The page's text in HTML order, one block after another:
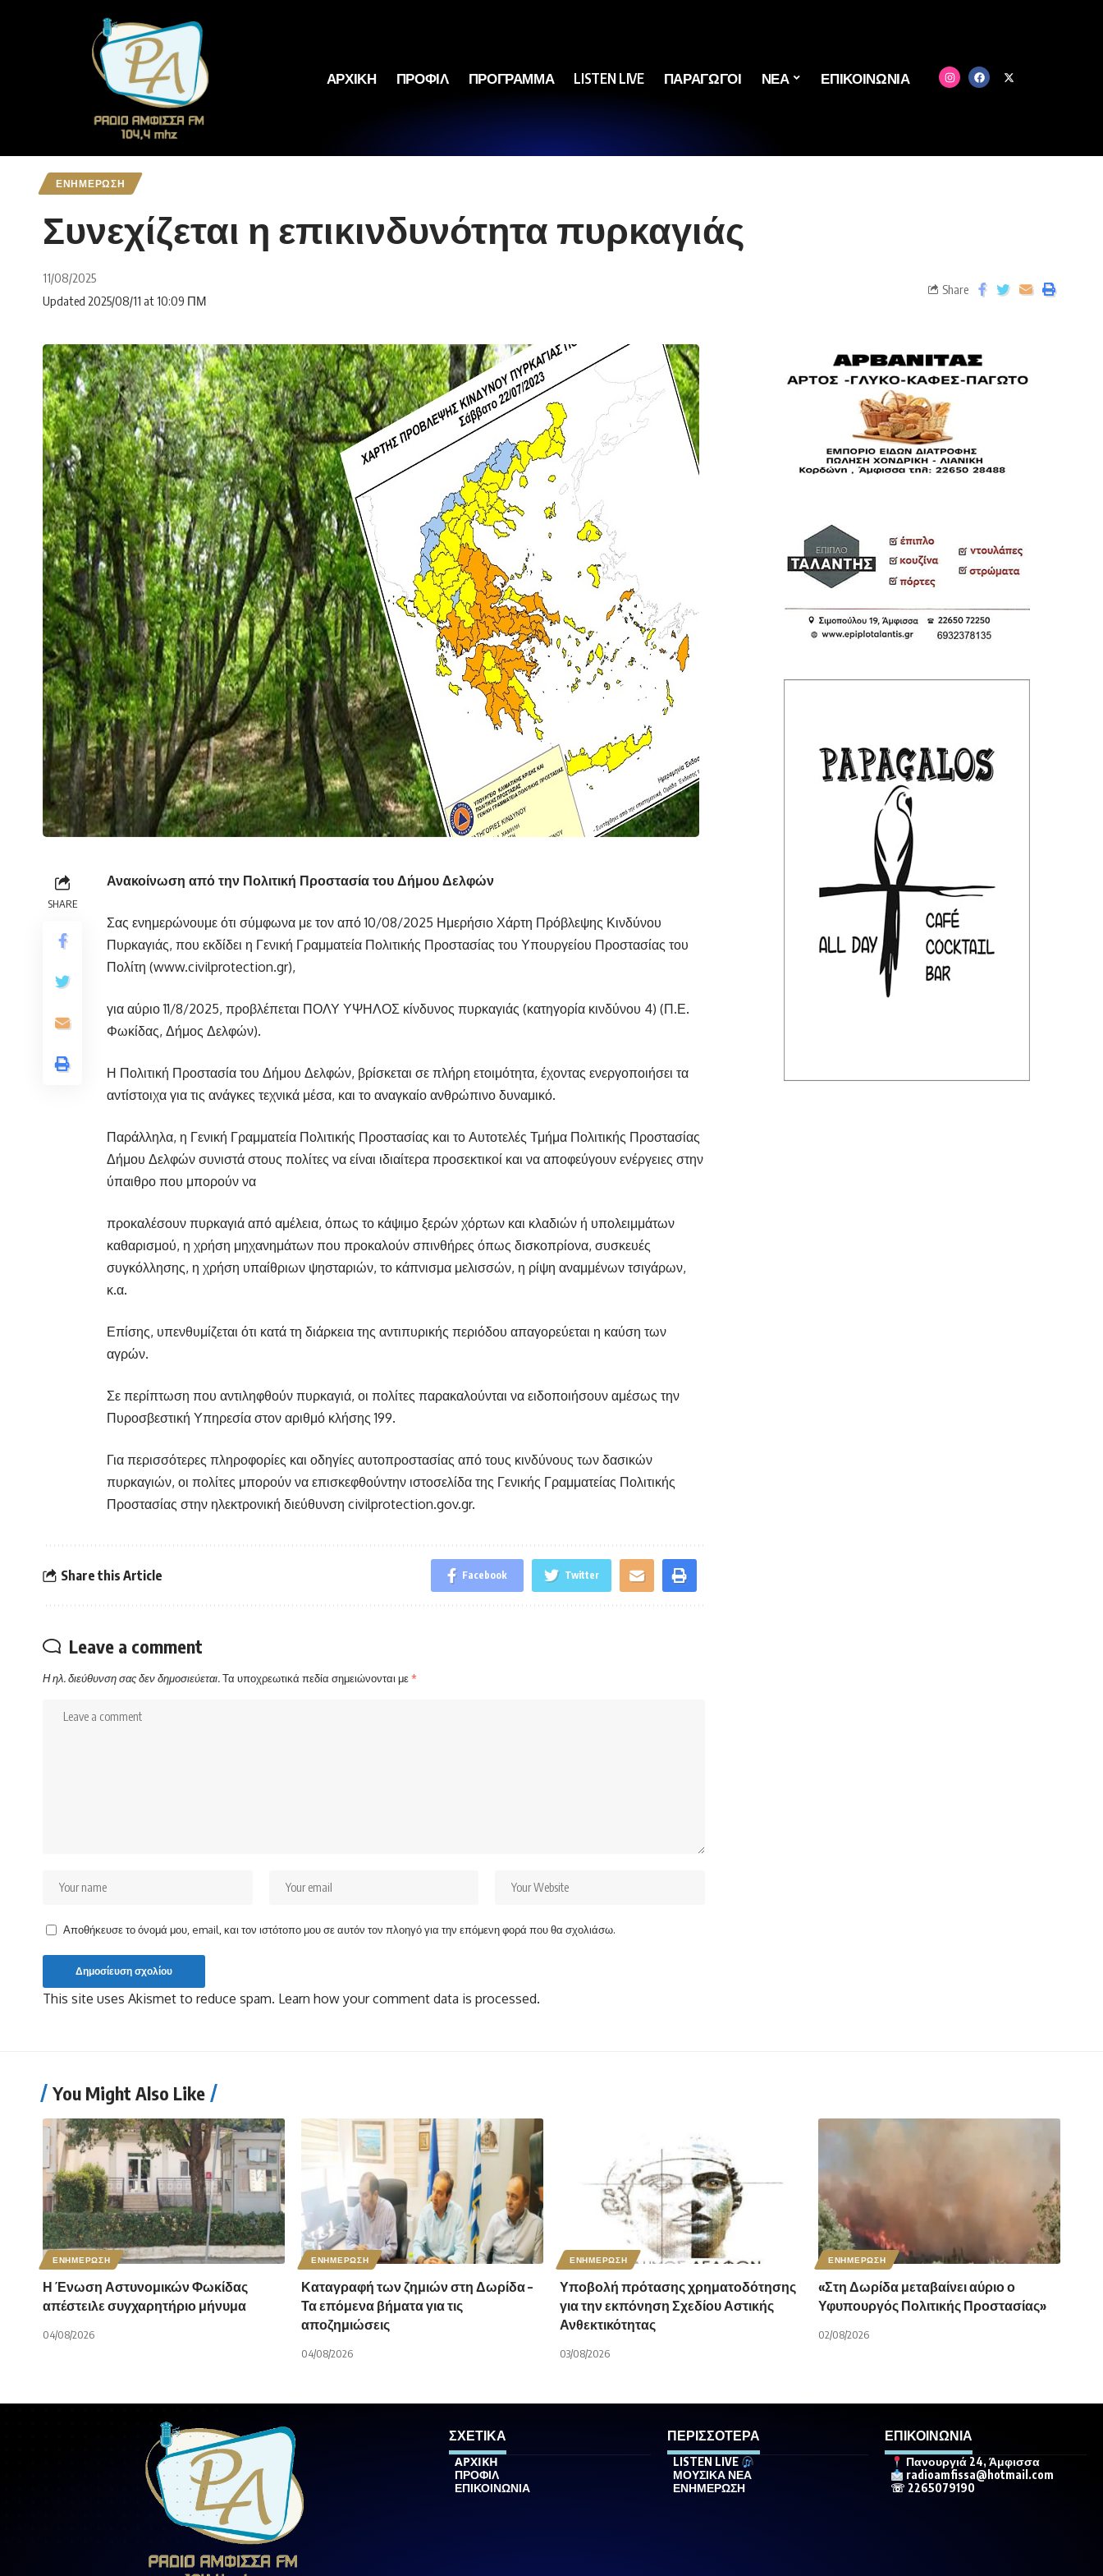
ΑΡΧΙΚΗ ΠΡΟΦΙΛ ΠΡΟΓΡΑΜΜΑ LISTEN LIVE ΠΑΡΑΓΩΓΟΙ ΝΕΑ ΕΠΙΚΟΙΝΩΝΙΑ
ΕΝΗΜΕΡΩΣΗ
Συνεχίζεται η επικινδυνότητα πυρκαγιάς
11/08/2025
Updated 2025/08/11 at 10:09 ΠΜ
Share
SHARE
Ανακοίνωση από την Πολιτική Προστασία του Δήμου Δελφών
Σας ενημερώνουμε ότι σύμφωνα με τον από 10/08/2025 Ημερήσιο Χάρτη Πρόβλεψης Κινδύνου
Πυρκαγιάς, που εκδίδει η Γενική Γραμματεία Πολιτικής Προστασίας του Υπουργείου Προστασίας του
Πολίτη (www.civilprotection.gr),
για αύριο 11/8/2025, προβλέπεται ΠΟΛΥ ΥΨΗΛΟΣ κίνδυνος πυρκαγιάς (κατηγορία κινδύνου 4) (Π.Ε.
Φωκίδας, Δήμος Δελφών).
Η Πολιτική Προστασία του Δήμου Δελφών, βρίσκεται σε πλήρη ετοιμότητα, έχοντας ενεργοποιήσει τα
αντίστοιχα για τις ανάγκες τεχνικά μέσα, και το αναγκαίο ανθρώπινο δυναμικό.
Παράλληλα, η Γενική Γραμματεία Πολιτικής Προστασίας και το Αυτοτελές Τμήμα Πολιτικής Προστασίας
Δήμου Δελφών συνιστά στους πολίτες να είναι ιδιαίτερα προσεκτικοί και να αποφεύγουν ενέργειες στην
ύπαιθρο που μπορούν να
προκαλέσουν πυρκαγιά από αμέλεια, όπως το κάψιμο ξερών χόρτων και κλαδιών ή υπολειμμάτων
καθαρισμού, η χρήση μηχανημάτων που προκαλούν σπινθήρες όπως δισκοπρίονα, συσκευές
συγκόλλησης, η χρήση υπαίθριων ψησταριών, το κάπνισμα μελισσών, η ρίψη αναμμένων τσιγάρων,
κ.α.
Επίσης, υπενθυμίζεται ότι κατά τη διάρκεια της αντιπυρικής περιόδου απαγορεύεται η καύση των
αγρών.
Σε περίπτωση που αντιληφθούν πυρκαγιά, οι πολίτες παρακαλούνται να ειδοποιήσουν αμέσως την
Πυροσβεστική Υπηρεσία στον αριθμό κλήσης 199.
Για περισσότερες πληροφορίες και οδηγίες αυτοπροστασίας από τους κινδύνους των δασικών
πυρκαγιών, οι πολίτες μπορούν να επισκεφθούντην ιστοσελίδα της Γενικής Γραμματείας Πολιτικής
Προστασίας στην ηλεκτρονική διεύθυνση civilprotection.gov.gr.
Share this Article Facebook Twitter
Leave a comment
Η ηλ. διεύθυνση σας δεν δημοσιεύεται.Τα υποχρεωτικά πεδία σημειώνονται με*
Αποθήκευσε το όνομά μου, email, και τον ιστότοπο μου σε αυτόν τον πλοηγό για την επόμενη φορά που θα σχολιάσω.
This site uses Akismet to reduce spam. Learn how your comment data is processed.
You Might Also Like
ΕΝΗΜΕΡΩΣΗ
Η Ένωση Αστυνομικών Φωκίδας
απέστειλε συγχαρητήριο μήνυμα
04/08/2026
ΕΝΗΜΕΡΩΣΗ
Καταγραφή των ζημιών στη Δωρίδα –
Τα επόμενα βήματα για τις
αποζημιώσεις
04/08/2026
ΕΝΗΜΕΡΩΣΗ
Υποβολή πρότασης χρηματοδότησης
για την εκπόνηση Σχεδίου Αστικής
Ανθεκτικότητας
03/08/2026
ΕΝΗΜΕΡΩΣΗ
«Στη Δωρίδα μεταβαίνει αύριο ο
Υφυπουργός Πολιτικής Προστασίας»
02/08/2026
ΣΧΕΤΙΚΑ
ΑΡΧΙΚΗ
ΠΡΟΦΙΛ
ΕΠΙΚΟΙΝΩΝΙΑ
ΠΕΡΙΣΣΟΤΕΡΑ
LISTEN LIVE
ΜΟΥΣΙΚΑ ΝΕΑ
ΕΝΗΜΕΡΩΣΗ
ΕΠΙΚΟΙΝΩΝΙΑ
Πανουργιά 24, Άμφισσα
radioamfissa@hotmail.com
☏ 2265079190